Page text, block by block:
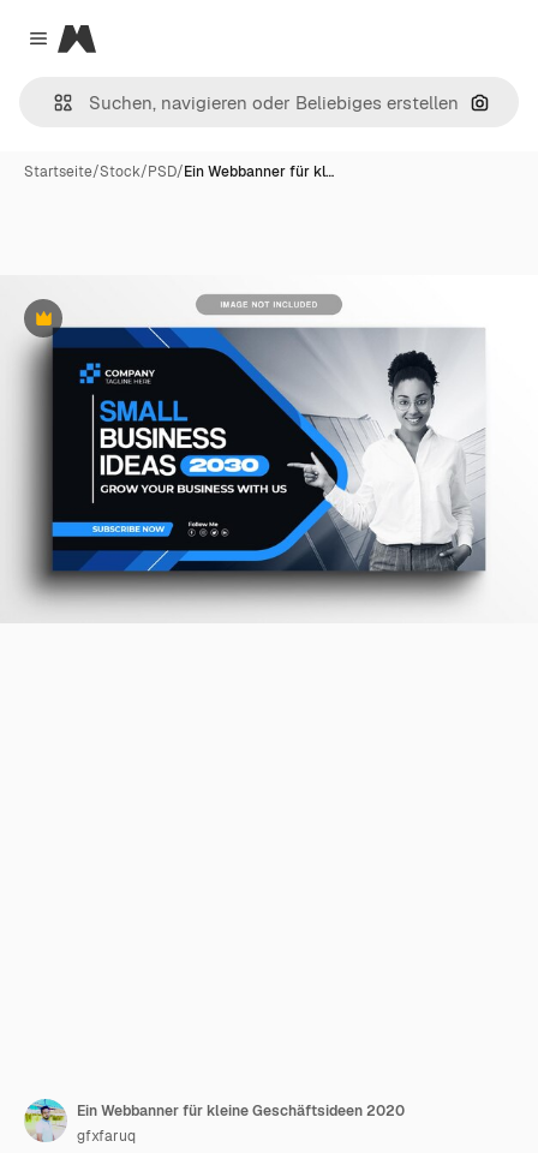
Close menu
Magnific
Nach
Startseite/Stock/PSD/Ein Webbanner für kl…
Premium
Ein Webbanner für kleine Geschäftsideen 2020
gfxfaruq